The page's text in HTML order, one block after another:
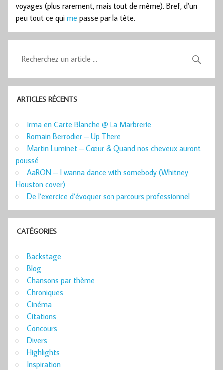
voyages (plus rarement, mais tout de même). Bref, d’un
peu tout ce qui me passe par la tête.
ARTICLES RÉCENTS
Irma en Carte Blanche @ La Marbrerie
Romain Berrodier – Up There
Martin Luminet – Cœur & Quand nos cheveux auront
poussé
AaRON – I wanna dance with somebody (Whitney
Houston cover)
De l’exercice d’évoquer son parcours professionnel
CATÉGORIES
Backstage
Blog
Chansons par thème
Chroniques
Cinéma
Citations
Concours
Divers
Highlights
Inspiration